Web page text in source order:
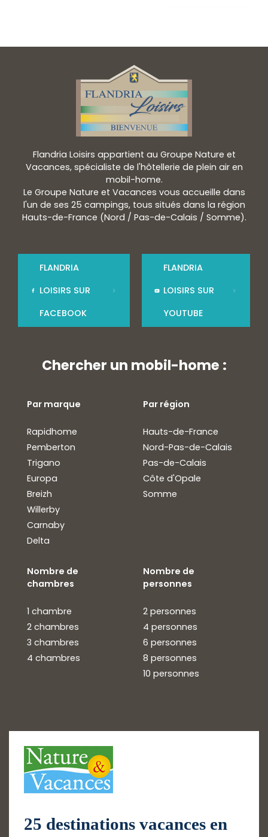
Flandria Loisirs appartient au Groupe Nature et
Vacances, spécialiste de l'hôtellerie de plein air en
mobil-home.
Le Groupe Nature et Vacances vous accueille dans
l'un de ses 25 campings, tous situés dans la région
Hauts-de-France (Nord / Pas-de-Calais / Somme).
FLANDRIA
LOISIRS SUR
FACEBOOK
FLANDRIA
LOISIRS SUR
YOUTUBE
Chercher un mobil-home :
Par marque
Rapidhome
Pemberton
Trigano
Europa
Breizh
Willerby
Carnaby
Delta
Par région
Hauts-de-France
Nord-Pas-de-Calais
Pas-de-Calais
Côte d'Opale
Somme
Nombre de
chambres
1 chambre
2 chambres
3 chambres
4 chambres
Nombre de
personnes
2 personnes
4 personnes
6 personnes
8 personnes
10 personnes
25 destinations vacances en